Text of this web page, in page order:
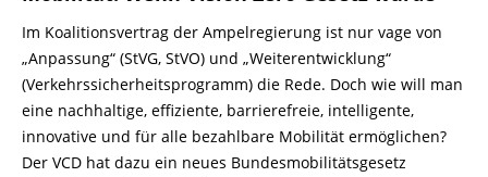
Im Koalitionsvertrag der Ampelregierung ist nur vage von
„Anpassung“ (StVG, StVO) und „Weiterentwicklung“
(Verkehrssicherheitsprogramm) die Rede. Doch wie will man
eine nachhaltige, effiziente, barrierefreie, intelligente,
innovative und für alle bezahlbare Mobilität ermöglichen?
Der VCD hat dazu ein neues Bundesmobilitätsgesetz